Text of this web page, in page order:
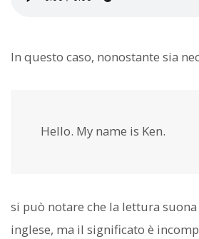
In questo caso, nonostante sia
Hello. My name is Ken.
si può notare che la lettura
inglese, ma il significato è